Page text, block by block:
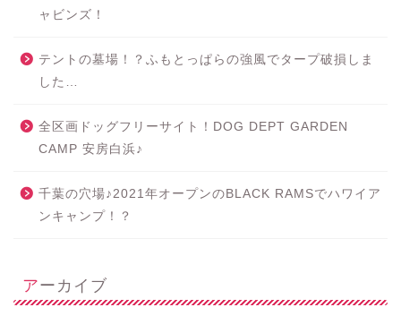
ャビンズ！
テントの墓場！？ふもとっぱらの強風でタープ破損しま
した…
全区画ドッグフリーサイト！DOG DEPT GARDEN
CAMP 安房白浜♪
千葉の穴場♪2021年オープンのBLACK RAMSでハワイア
ンキャンプ！？
アーカイブ